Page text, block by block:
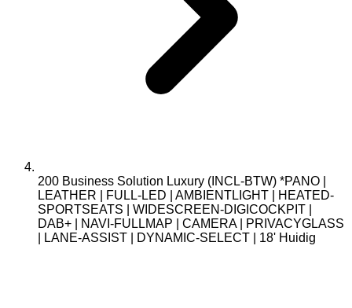
200 Business Solution Luxury (INCL-BTW) *PANO |
LEATHER | FULL-LED | AMBIENTLIGHT | HEATED-
SPORTSEATS | WIDESCREEN-DIGICOCKPIT |
DAB+ | NAVI-FULLMAP | CAMERA | PRIVACYGLASS
| LANE-ASSIST | DYNAMIC-SELECT | 18' Huidig